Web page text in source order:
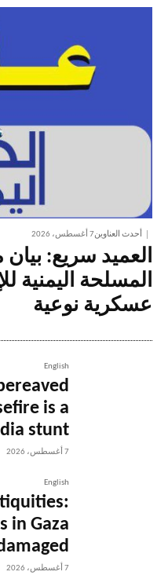
أحدث العناوين7 أغسطس، 2026
العميد سريع:
المسلحة اليمنية
عسكرية نوعية
English
is a
stunt
7 أغسطس، 2026
English
in Gaza
7 أغسطس، 2026